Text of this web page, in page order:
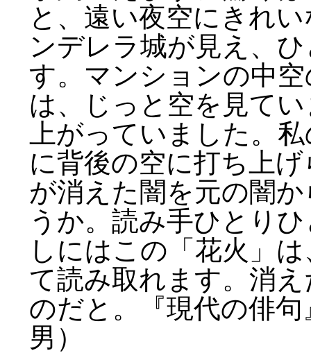
と、遠い夜空にきれ
ンデレラ城が見え、
す。マンションの中
は、じっと空を見て
上がっていました。
に背後の空に打ち上
が消えた闇を元の闇
うか。読み手ひとり
しにはこの「花火」
て読み取れます。消
のだと。『現代の俳
男）